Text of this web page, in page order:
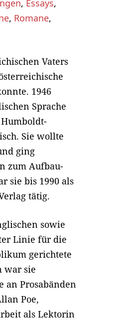
, Essays,
, Romane,
Vaters
1946
Sprache
Sie wollte
ging
zum Aufbau-
sie bis 1990 als
tätig.
sowie
Linie für die
gerichtete
war sie
an Prosabänden
Poe,
als Lektorin